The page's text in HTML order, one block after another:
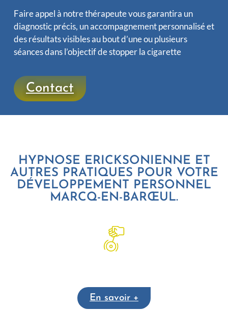
Faire appel à notre thérapeute vous garantira un
diagnostic précis, un accompagnement personnalisé et
des résultats visibles au bout d’une ou plusieurs
séances dans l’objectif de stopper la cigarette
Contact
HYPNOSE ERICKSONIENNE ET
AUTRES PRATIQUES POUR VOTRE
DÉVELOPPEMENT PERSONNEL
MARCQ-EN-BARŒUL.
En savoir +